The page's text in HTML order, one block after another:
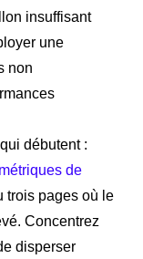
insuffisant
une
non
débutent :
de
trois pages où le
Concentrez
disperser